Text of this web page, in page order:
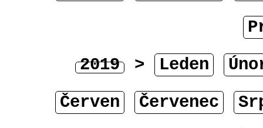
2019 > Leden
Červen
Červenec